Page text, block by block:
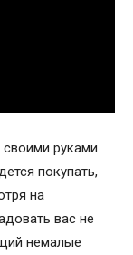
своими руками
покупать,
на
вас не
немалые